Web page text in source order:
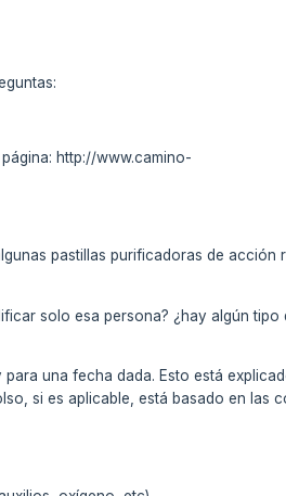
http://www.camino-
pastillas purificadoras de acción
solo esa persona? ¿hay algún tipo
una fecha dada. Esto está
si es aplicable, está basado en las